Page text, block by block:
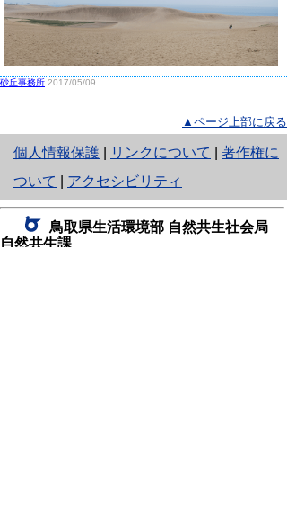
砂丘事務所 2017/05/09
▲ページ上部に戻る
個人情報保護
と
り
ネ
ッ
リンクについて
著作権に
ついて
アクセシビリティ
鳥取県生活環境部 自然共生社会局
自然共生課